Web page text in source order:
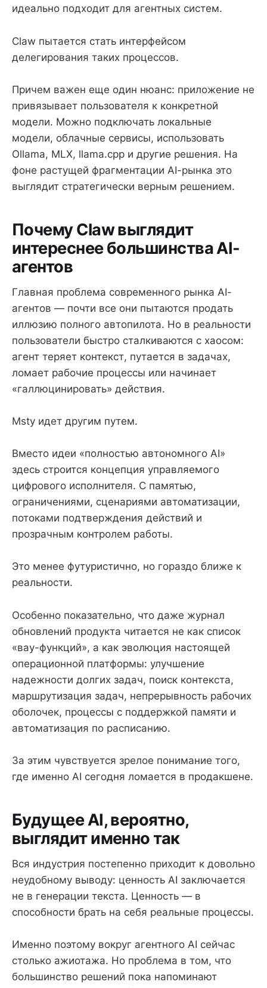
идеально подходит для агентных систем.
Claw пытается стать интерфейсом
делегирования таких процессов.
Причем важен еще один нюанс: приложение не
привязывает пользователя к конкретной
модели. Можно подключать локальные
модели, облачные сервисы, использовать
Ollama, MLX, llama.cpp и другие решения. На
фоне растущей фрагментации AI-рынка это
выглядит стратегически верным решением.
Почему Claw выглядит
интереснее большинства AI-
агентов
Главная проблема современного рынка AI-
агентов — почти все они пытаются продать
иллюзию полного автопилота. Но в реальности
пользователи быстро сталкиваются с хаосом:
агент теряет контекст, путается в задачах,
ломает рабочие процессы или начинает
«галлюцинировать» действия.
Msty идет другим путем.
Вместо идеи «полностью автономного AI»
здесь строится концепция управляемого
цифрового исполнителя. С памятью,
ограничениями, сценариями автоматизации,
потоками подтверждения действий и
прозрачным контролем работы.
Это менее футуристично, но гораздо ближе к
реальности.
Особенно показательно, что даже журнал
обновлений продукта читается не как список
«вау-функций», а как эволюция настоящей
операционной платформы: улучшение
надежности долгих задач, поиск контекста,
маршрутизация задач, непрерывность рабочих
оболочек, процессы с поддержкой памяти и
автоматизация по расписанию.
За этим чувствуется зрелое понимание того,
где именно AI сегодня ломается в продакшене.
Будущее AI, вероятно,
выглядит именно так
Вся индустрия постепенно приходит к довольно
неудобному выводу: ценность AI заключается
не в генерации текста. Ценность — в
способности брать на себя реальные процессы.
Именно поэтому вокруг агентного AI сейчас
столько ажиотажа. Но проблема в том, что
большинство решений пока напоминают